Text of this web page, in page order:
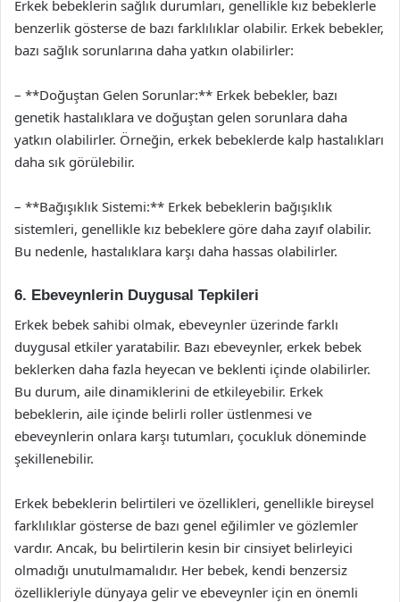
Erkek bebeklerin sağlık durumları, genellikle kız bebeklerle
benzerlik gösterse de bazı farklılıklar olabilir. Erkek bebekler,
bazı sağlık sorunlarına daha yatkın olabilirler:
– **Doğuştan Gelen Sorunlar:** Erkek bebekler, bazı
genetik hastalıklara ve doğuştan gelen sorunlara daha
yatkın olabilirler. Örneğin, erkek bebeklerde kalp hastalıkları
daha sık görülebilir.
– **Bağışıklık Sistemi:** Erkek bebeklerin bağışıklık
sistemleri, genellikle kız bebeklere göre daha zayıf olabilir.
Bu nedenle, hastalıklara karşı daha hassas olabilirler.
6. Ebeveynlerin Duygusal Tepkileri
Erkek bebek sahibi olmak, ebeveynler üzerinde farklı
duygusal etkiler yaratabilir. Bazı ebeveynler, erkek bebek
beklerken daha fazla heyecan ve beklenti içinde olabilirler.
Bu durum, aile dinamiklerini de etkileyebilir. Erkek
bebeklerin, aile içinde belirli roller üstlenmesi ve
ebeveynlerin onlara karşı tutumları, çocukluk döneminde
şekillenebilir.
Erkek bebeklerin belirtileri ve özellikleri, genellikle bireysel
farklılıklar gösterse de bazı genel eğilimler ve gözlemler
vardır. Ancak, bu belirtilerin kesin bir cinsiyet belirleyici
olmadığı unutulmamalıdır. Her bebek, kendi benzersiz
özellikleriyle dünyaya gelir ve ebeveynler için en önemli